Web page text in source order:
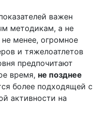
важен
методикам, а не
менее, огромное
и тяжелоатлетов
предпочитают
время, не позднее
более подходящей с
активности на